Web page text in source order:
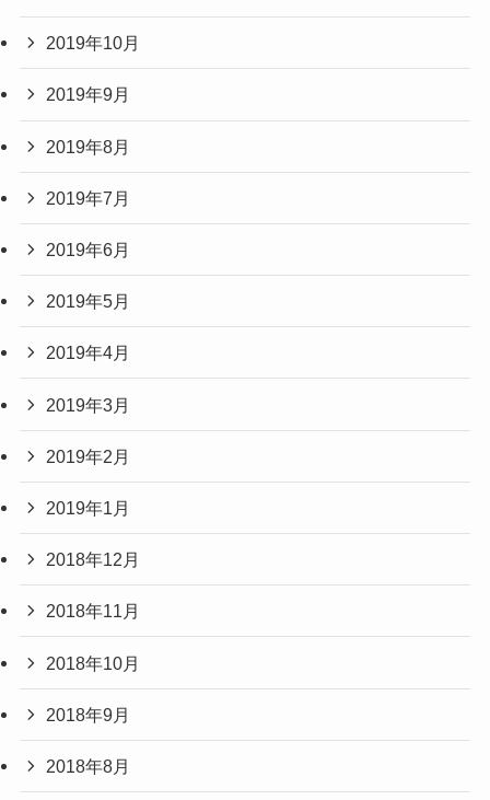
2019年10月
2019年9月
2019年8月
2019年7月
2019年6月
2019年5月
2019年4月
2019年3月
2019年2月
2019年1月
2018年12月
2018年11月
2018年10月
2018年9月
2018年8月